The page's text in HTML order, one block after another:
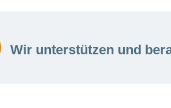
Wir unterstützen und